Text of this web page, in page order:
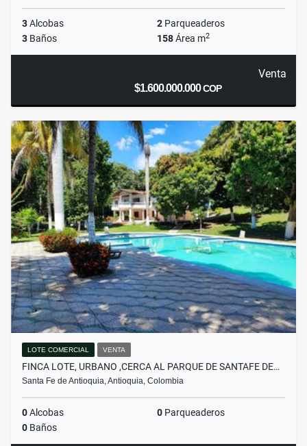
3Alcobas 2 Parqueaderos
3 Baños 158Área m2
Venta
$1.600.000.000COP
LOTE COMERCIAL VENTA
FINCA LOTE, URBANO ,CERCA AL PARQUE DE SANTAFE DE…
Santa Fe de Antioquia, Antioquia, Colombia
0Alcobas 0 Parqueaderos
0 Baños